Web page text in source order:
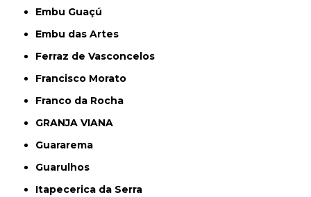
Embu Guaçú
Embu das Artes
Ferraz de Vasconcelos
Francisco Morato
Franco da Rocha
GRANJA VIANA
Guararema
Guarulhos
Itapecerica da Serra